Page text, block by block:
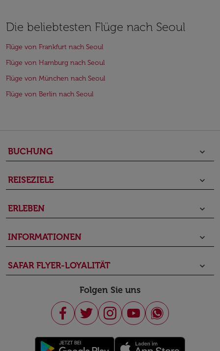
Die beliebtesten Flüge nach Seoul
Flüge von Frankfurt nach Seoul
Flüge von Hamburg nach Seoul
Flüge von München nach Seoul
Flüge von Berlin nach Seoul
BUCHUNG keyboard_arrow_down
REISEZIELE keyboard_arrow_down
ERLEBEN keyboard_arrow_down
INFORMATIONEN keyboard_arrow_down
SAFAR FLYER-LOYALITÄT keyboard_arrow_down
Folgen Sie uns